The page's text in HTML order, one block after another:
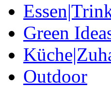
Green
Outdoor